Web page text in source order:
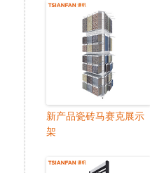
新产品瓷砖马赛克展示
架